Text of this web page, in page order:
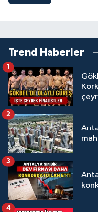
Trend Haberler
1
2
3
4